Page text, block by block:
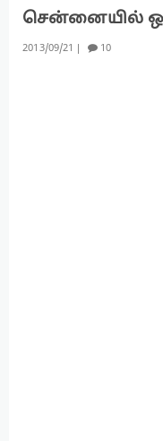
சென்னையில்
2013 09 21 10